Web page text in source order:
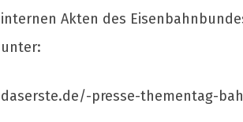
internen Akten des
unter:
daserste.de/-presse-thementag-